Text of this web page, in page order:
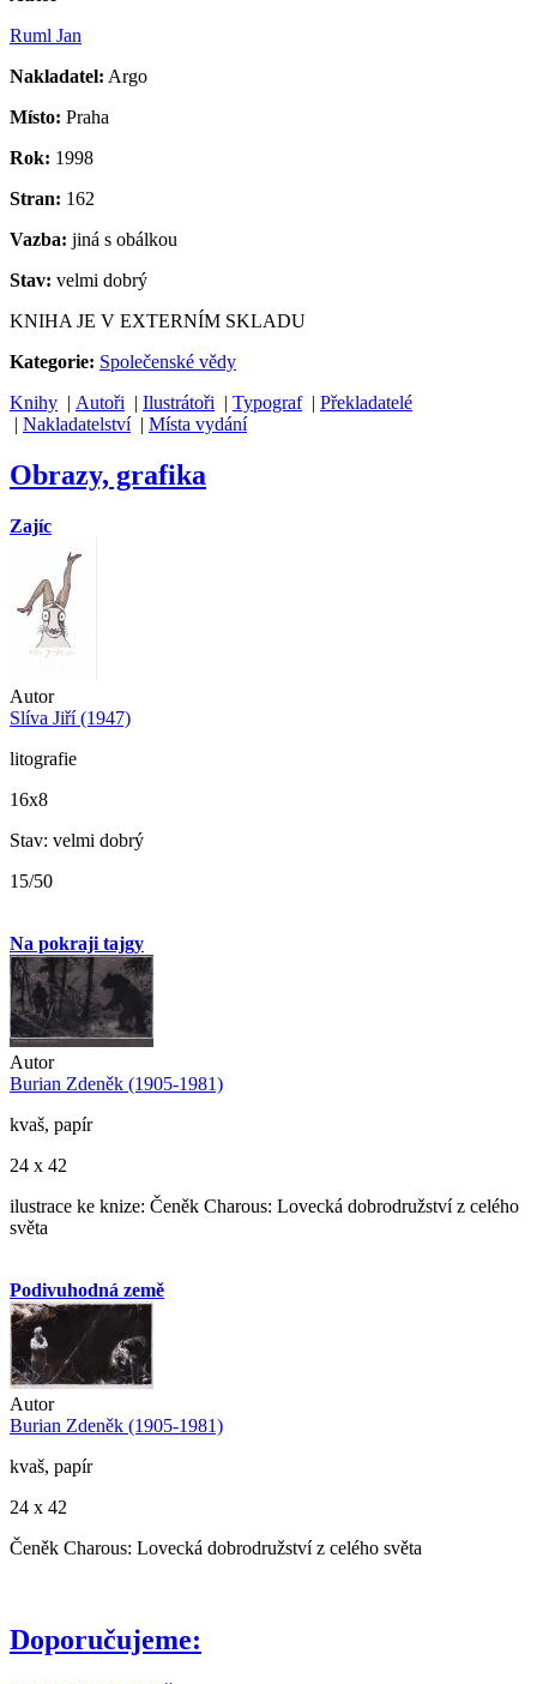
Ruml Jan
Nakladatel: Argo
Místo: Praha
Rok: 1998
Stran: 162
Vazba: jiná s obálkou
Stav: velmi dobrý
KNIHA JE V EXTERNÍM SKLADU
Kategorie: Společenské vědy
Knihy | Autoři | Ilustrátoři | Typograf| Překladatelé
| Nakladatelství| Místa vydání
Obrazy, grafika
Zajíc
Autor
Slíva Jiří (1947)
litografie
16x8
Stav: velmi dobrý
15/50
Na pokraji tajgy
Autor
Burian Zdeněk (1905-1981)
kvaš, papír
24 x 42
ilustrace ke knize: Čeněk Charous: Lovecká dobrodružství z celého
světa
Podivuhodná země
Autor
Burian Zdeněk (1905-1981)
kvaš, papír
24 x 42
Čeněk Charous: Lovecká dobrodružství z celého světa
Doporučujeme: